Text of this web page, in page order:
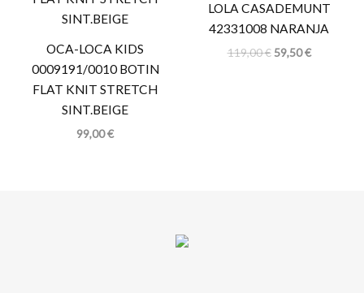
OCA-LOCA KIDS
0009191/0010 BOTIN
FLAT KNIT STRETCH
SINT.BEIGE
99,00€
LOLA CASADEMUNT
42331008 NARANJA
119,00€
119,00 €.
59,50€
59,50 €.